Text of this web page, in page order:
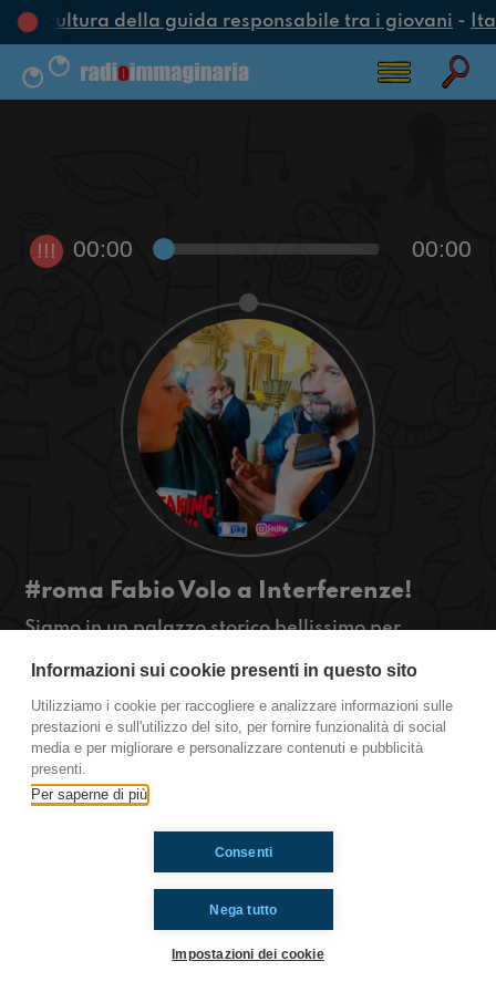
cultura della guida responsabile tra i giovani-
!!! 00:00 00:00
#roma Fabio Volo a Interferenze!
Siamo in un palazzo storico bellissimo per
radio! Ecco cosa ci hanno detto Fabio Volo e
Pietro Sebastiani.
#OkkinSu www.radioimmaginaria.it
Ti è piaciuto? Condividilo!
Informazioni sui cookie presenti in questo sito
Utilizziamo i cookie per raccogliere e analizzare informazioni sulle
prestazioni e sull'utilizzo del sito, per fornire funzionalità di social
media e per migliorare e personalizzare contenuti e pubblicità
presenti.
Per saperne di più
Nega tutto
Consenti
Impostazioni dei cookie